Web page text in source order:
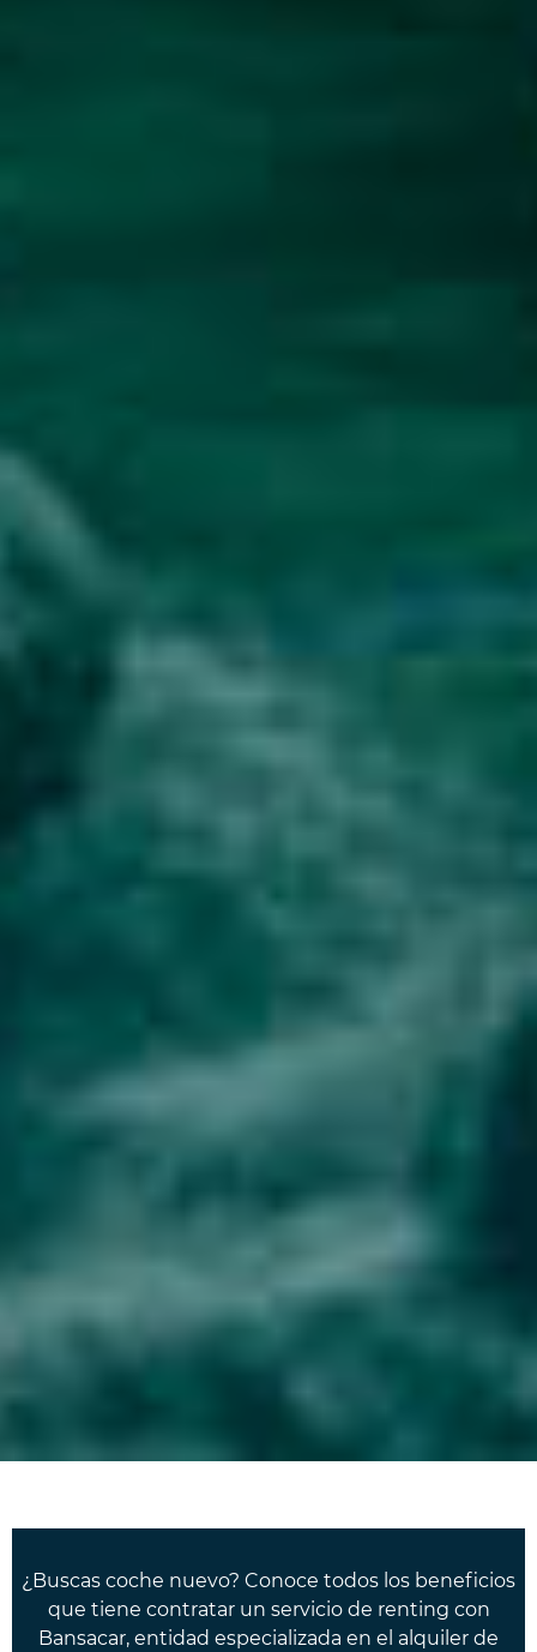
¿Buscas coche nuevo? Conoce todos los beneficios
que tiene contratar un servicio de renting con
Bansacar, entidad especializada en el alquiler de